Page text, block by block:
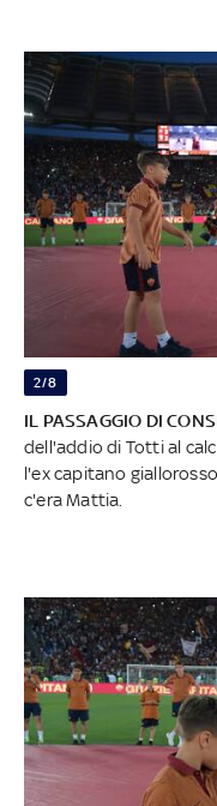
2/8
IL PASSAGGIO DI
dell'addio di Totti al
l'ex capitano
c'era Mattia.